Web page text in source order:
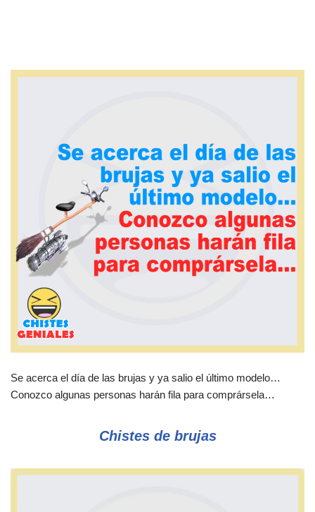
Se acerca el día de las brujas y ya salio el último modelo…
Conozco algunas personas harán fila para comprársela…
Chistes de brujas